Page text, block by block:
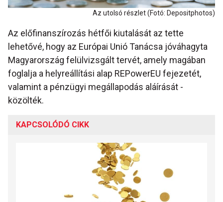
Az utolsó részlet (Fotó: Depositphotos)
Az előfinanszírozás hétfői kiutalását az tette
lehetővé, hogy az Európai Unió Tanácsa jóváhagyta
Magyarország felülvizsgált tervét, amely magában
foglalja a helyreállítási alap REPowerEU fejezetét,
valamint a pénzügyi megállapodás aláírását -
közölték.
KAPCSOLÓDÓ CIKK